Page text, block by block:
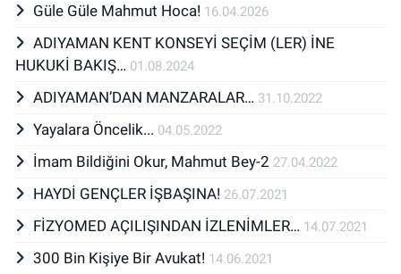
Güle Güle Mahmut Hoca! 16.04.2026
ADIYAMAN KENT KONSEYİ SEÇİM (LER) İNE
HUKUKİ BAKIŞ… 01.08.2024
ADIYAMAN’DAN MANZARALAR… 31.10.2022
Yayalara Öncelik... 04.05.2022
İmam Bildiğini Okur, Mahmut Bey-2 27.04.2022
HAYDİ GENÇLER İŞBAŞINA! 26.07.2021
FİZYOMED AÇILIŞINDAN İZLENİMLER… 14.07.2021
300 Bin Kişiye Bir Avukat! 14.06.2021